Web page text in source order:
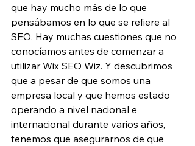
que hay mucho más de lo que
pensábamos en lo que se refiere al
SEO. Hay muchas cuestiones que no
conocíamos antes de comenzar a
utilizar Wix SEO Wiz. Y descubrimos
que a pesar de que somos una
empresa local y que hemos estado
operando a nivel nacional e
internacional durante varios años,
tenemos que asegurarnos de que